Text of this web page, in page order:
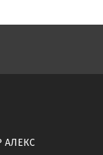
АЛЕКС